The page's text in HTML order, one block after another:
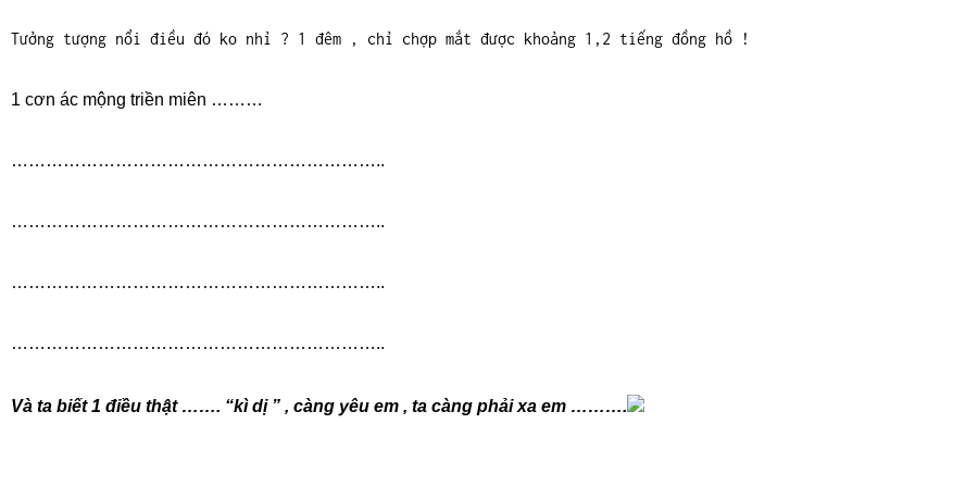
Tưởng tượng nổi điều đó ko nhỉ ? 1 đêm , chỉ chợp mắt được khoảng 1,2 tiếng đồng hồ !
1 cơn ác mộng triền miên ………
………………………………………………………..
………………………………………………………..
………………………………………………………..
………………………………………………………..
Và ta biết 1 điều thật ……. “kì dị ” , càng yêu em , ta càng phải xa em ……….